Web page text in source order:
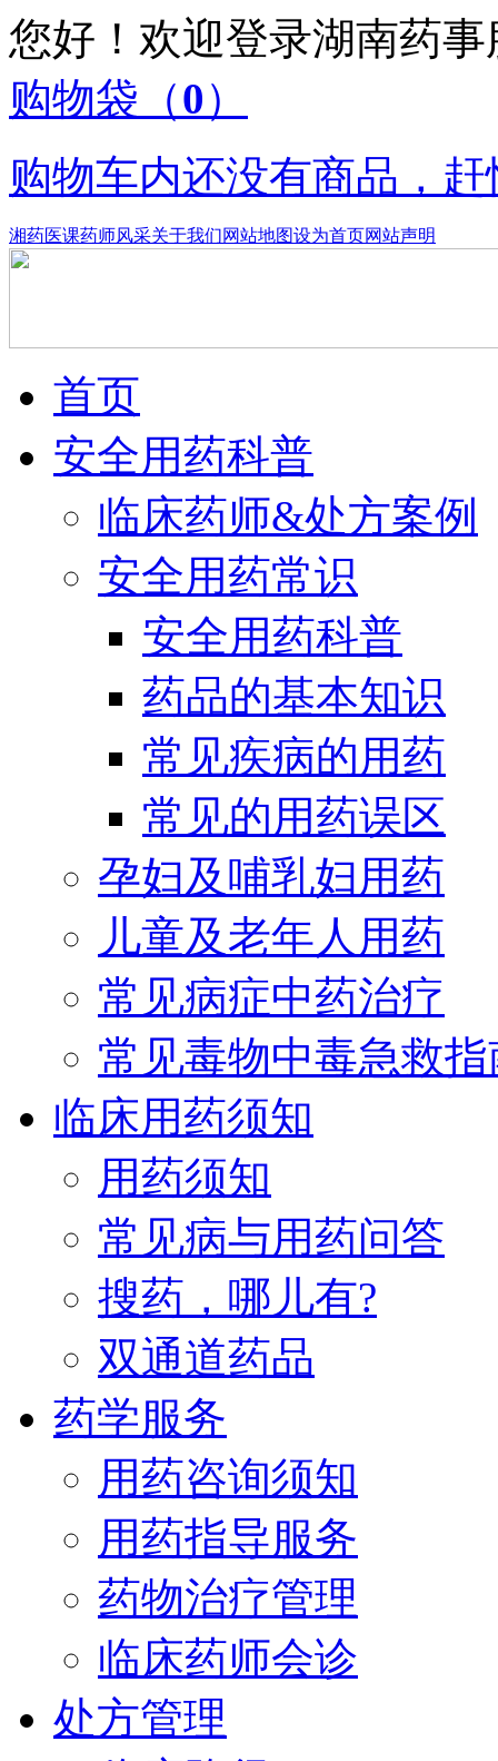
您好！欢迎登录湖南药
购物袋 （0）
购物车内还没有商品，
湘药医课药师风采关于我们网站地图设为首页网站声明
首页
安全用药科普
临床药师&处方案例
安全用药常识
安全用药科普
药品的基本知识
常见疾病的用药
常见的用药误区
孕妇及哺乳妇用药
儿童及老年人用药
常见病症中药治疗
常见毒物中毒急救指
临床用药须知
用药须知
常见病与用药问答
搜药，哪儿有?
双通道药品
药学服务
用药咨询须知
用药指导服务
药物治疗管理
临床药师会诊
处方管理